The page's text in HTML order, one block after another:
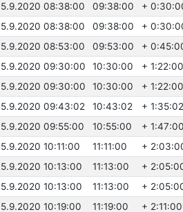
5.9.2020 08:38:00 09:38:00 +
5.9.2020 08:38:00 09:38:00 +
5.9.2020 08:53:00 09:53:00 +
5.9.2020 09:30:00 10:30:00 + 1:22:00
5.9.2020 09:30:00 10:30:00 + 1:22:00
5.9.2020 09:43:02 10:43:02 + 1:35:02
5.9.2020 09:55:00 10:55:00 + 1:47:00
5.9.2020 10:11:00 11:11:00 +
5.9.2020 10:13:00 11:13:00 +
5.9.2020 10:13:00 11:13:00 +
5.9.2020 10:19:00 11:19:00 + 2:11:00